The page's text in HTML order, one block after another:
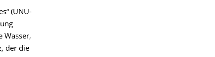
(UNU-
Wasser,
der die